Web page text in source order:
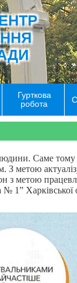
Гурткова
робота
Саме тому
з метою
1”